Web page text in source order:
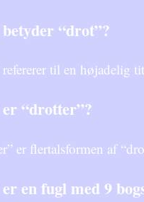
“drot”?
til en højadelig
“drotter”?
er flertalsformen af
en fugl med 9